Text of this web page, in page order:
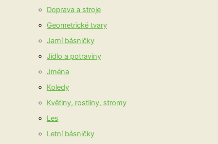
Doprava a stroje
Geometrické tvary
Jarní básničky
Jídlo a potraviny
Jména
Koledy
Květiny, rostliny, stromy
Les
Letní básničky